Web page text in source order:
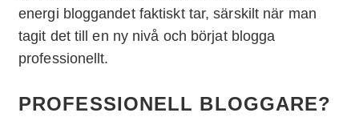
energi bloggandet faktiskt tar, särskilt när man
tagit det till en ny nivå och börjat blogga
professionellt.
PROFESSIONELL BLOGGARE?